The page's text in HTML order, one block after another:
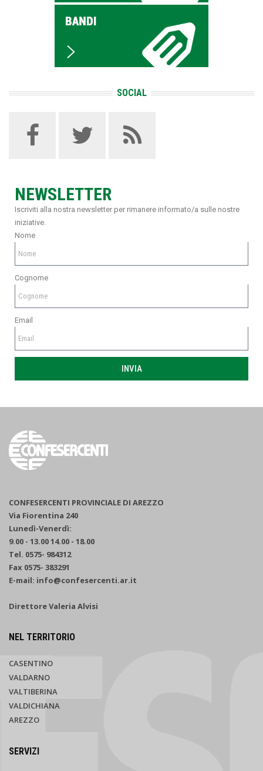
SOCIAL
NEWSLETTER
Iscriviti alla nostra newsletter per rimanere informato/a sulle nostre
iniziative.
Nome
Cognome
Email
INVIA
CONFESERCENTI PROVINCIALE DI AREZZO
Via Fiorentina 240
Lunedì-Venerdì:
9.00 - 13.00 14.00 - 18.00
Tel. 0575- 984312
Fax 0575- 383291
E-mail: info@confesercenti.ar.it
Direttore Valeria Alvisi
NEL TERRITORIO
CASENTINO
VALDARNO
VALTIBERINA
VALDICHIANA
AREZZO
SERVIZI